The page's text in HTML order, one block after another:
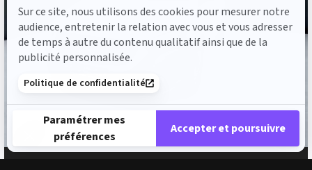
Sur ce site, nous utilisons des cookies pour mesurer notre
audience, entretenir la relation avec vous et vous adresser
de temps à autre du contenu qualitatif ainsi que de la
publicité personnalisée.
Politique de confidentialité
Paramétrer mes
préférences
Accepter et poursuivre
Plateforme de Gestion du Consentement : Personnalisez vos